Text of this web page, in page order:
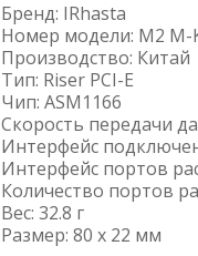
Бренд: IRhasta
Номер модели: M2 M-
Производство: Китай
Тип: Riser PCI-E
Чип: ASM1166
Скорость передачи
Интерфейс
Интерфейс портов
Количество портов
Вес: 32.8 г
Размер: 80 x 22 мм